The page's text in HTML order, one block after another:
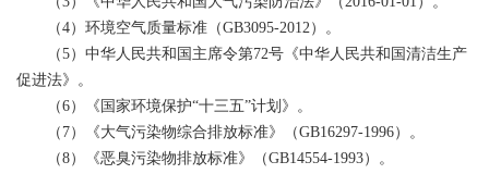
（4）环境空气质量标准（GB3095-2012）。
（5）中华人民共和国主席令第72号《中华人民共和国清洁生产
促进法》。
（6）《国家环境保护“十三五”计划》。
（7）《大气污染物综合排放标准》（GB16297-1996）。
（8）《恶臭污染物排放标准》（GB14554-1993）。